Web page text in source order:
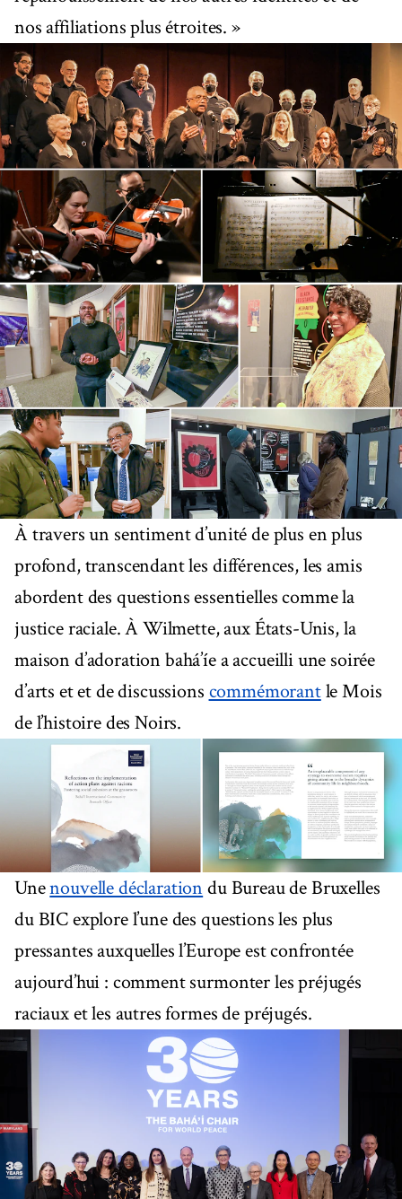
nos affiliations plus étroites. »
À travers un sentiment d’unité de plus en plus
profond, transcendant les différences, les amis
abordent des questions essentielles comme la
justice raciale. À Wilmette, aux États-Unis, la
maison d’adoration bahá’íe a accueilli une soirée
d’arts et et de discussions commémorantle Mois
de l’histoire des Noirs.
Unenouvelle déclaration du Bureau de Bruxelles
du BIC explore l’une des questions les plus
pressantes auxquelles l’Europe est confrontée
aujourd’hui : comment surmonter les préjugés
raciaux et les autres formes de préjugés.